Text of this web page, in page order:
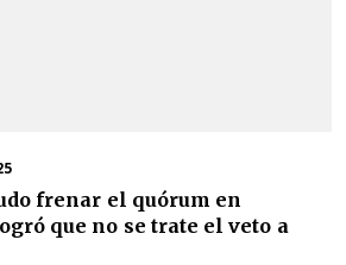
frenar el quórum en
que no se trate el veto a